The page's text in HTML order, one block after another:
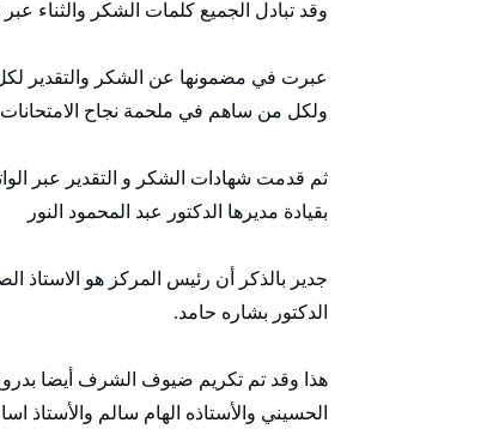
وقد تبادل الجميع كلمات الشكر والثناء
عبرت في مضمونها عن الشكر والتقدير لكل
ولكل من ساهم في ملحمة نجاح الامتحانات
ثم قدمت شهادات الشكر و التقدير عبر
بقيادة مديرها الدكتور عبد المحمود النور
جدير بالذكر أن رئيس المركز هو الاستاذ
الدكتور بشاره حامد.
هذا وقد تم تكريم ضيوف الشرف أيضا بدروع
الحسيني والأستاذه الهام سالم والأستاذ